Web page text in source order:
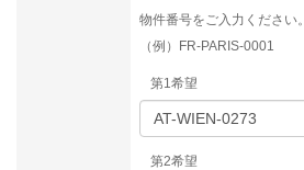
物件番号をご入力ください。
（例）FR-PARIS-0001
第1希望
第2希望